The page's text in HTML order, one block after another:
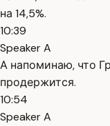
на 14,5%.
10:39
Speaker A
А напоминаю, что
продержится.
10:54
Speaker A